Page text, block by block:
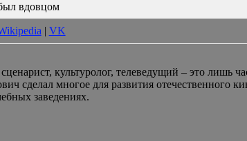
вдовцом
| VK
культуролог, телеведущий – это лишь
сделал многое для развития отечественного
заведениях.